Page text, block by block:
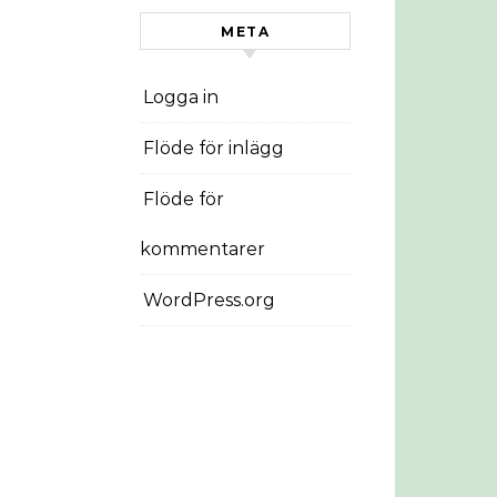
META
Logga in
Flöde för inlägg
Flöde för
kommentarer
WordPress.org